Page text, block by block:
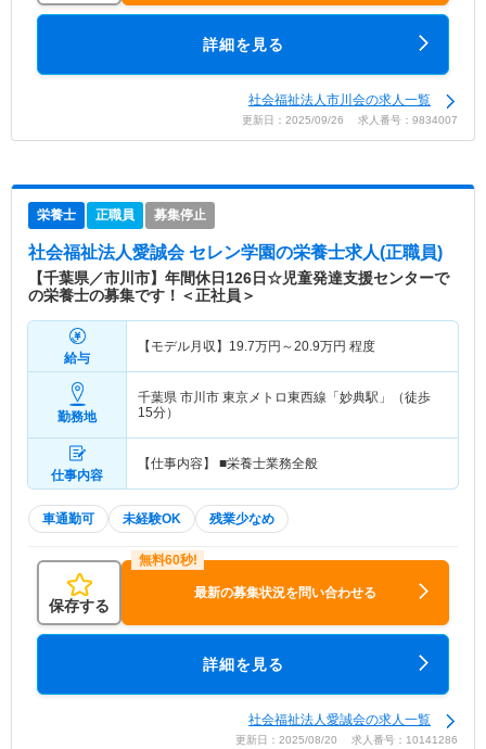
詳細を見る
社会福祉法人市川会の求人一覧
更新日：2025/09/26 求人番号：9834007
栄養士 正職員 募集停止
社会福祉法人愛誠会 セレン学園の栄養士求人(正職員)
【千葉県／市川市】年間休日126日☆児童発達支援センターで
の栄養士の募集です！＜正社員＞
給与
【モデル月収】 19.7万円～20.9万円 程度
勤務地
千葉県 市川市 東京メトロ東西線「妙典駅」（徒歩
15分）
仕事内容
【仕事内容】 ■栄養士業務全般
車通勤可 未経験OK 残業少なめ
保存する
最新の募集状況を問い合わせる
詳細を見る
社会福祉法人愛誠会の求人一覧
更新日：2025/08/20 求人番号：10141286